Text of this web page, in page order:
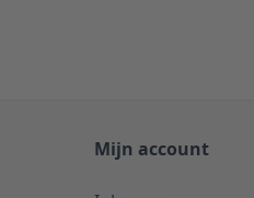
Mijn account